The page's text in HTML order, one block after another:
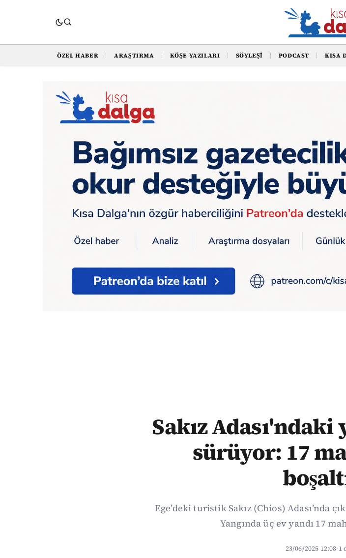
ÖZEL HABER ARAŞTIRMA KÖŞE YAZILARI SÖYLEŞI PODCAST KISA
Sakız Adası'ndaki
sürüyor: 17
Ege’deki turistik Sakız (Chios) Adası’nda
Yangında üç ev yandı 17
23/06/2025 12:08·1